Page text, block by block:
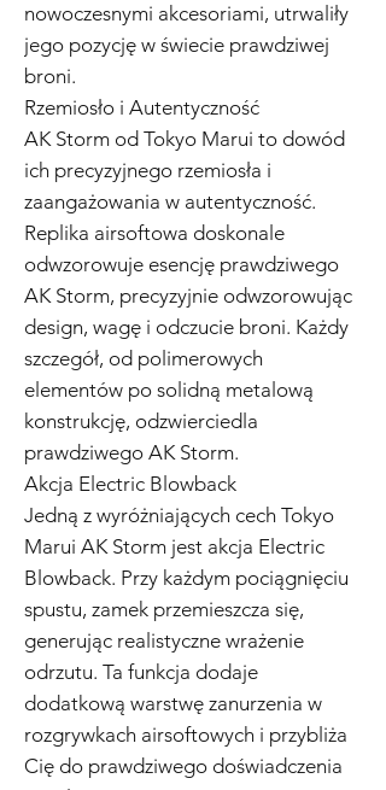
nowoczesnymi akcesoriami, utrwaliły
jego pozycję w świecie prawdziwej
broni.
Rzemiosło i Autentyczność
AK Storm od Tokyo Marui to dowód
ich precyzyjnego rzemiosła i
zaangażowania w autentyczność.
Replika airsoftowa doskonale
odwzorowuje esencję prawdziwego
AK Storm, precyzyjnie odwzorowując
design, wagę i odczucie broni. Każdy
szczegół, od polimerowych
elementów po solidną metalową
konstrukcję, odzwierciedla
prawdziwego AK Storm.
Akcja Electric Blowback
Jedną z wyróżniających cech Tokyo
Marui AK Storm jest akcja Electric
Blowback. Przy każdym pociągnięciu
spustu, zamek przemieszcza się,
generując realistyczne wrażenie
odrzutu. Ta funkcja dodaje
dodatkową warstwę zanurzenia w
rozgrywkach airsoftowych i przybliża
Cię do prawdziwego doświadczenia